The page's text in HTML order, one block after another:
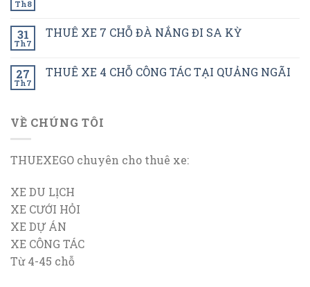
Th8
31
Th7
THUÊ XE 7 CHỖ ĐÀ NẮNG ĐI SA KỲ
27
Th7
THUÊ XE 4 CHỖ CÔNG TÁC TẠI QUẢNG NGÃI
VỀ CHÚNG TÔI
THUEXEGO chuyên cho thuê xe:
XE DU LỊCH
XE CƯỚI HỎI
XE DỰ ÁN
XE CÔNG TÁC
Từ 4-45 chỗ